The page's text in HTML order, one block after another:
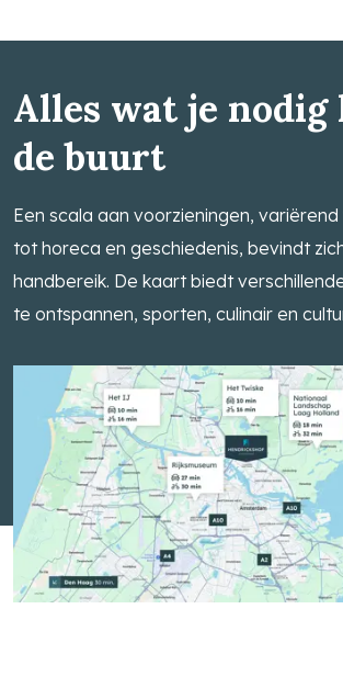
Alles wat je nodig
de buurt
Een scala aan voorzieningen,
tot horeca en geschiedenis, bevindt
handbereik. De kaart biedt
te ontspannen, sporten, culinair en